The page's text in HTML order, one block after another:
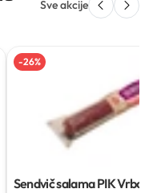
Sve akcije
-26%
Sendvič salama PIK